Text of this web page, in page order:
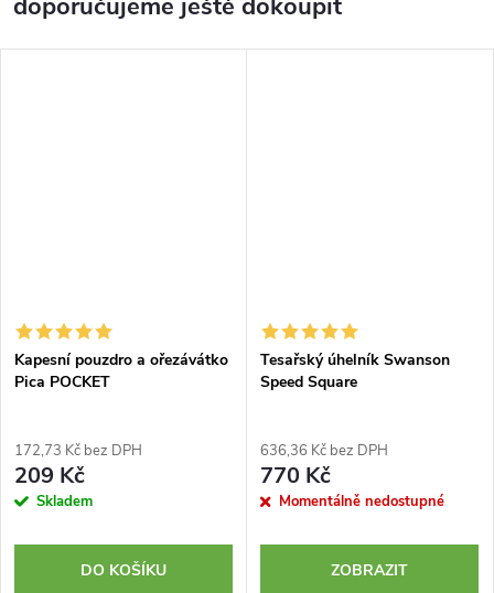
Kapesní pouzdro a ořezávátko
Pica POCKET
172,73 Kč bez DPH
209 Kč
Skladem
DO KOŠÍKU
Tesařský úhelník Swanson
Speed Square
636,36 Kč bez DPH
770 Kč
Momentálně nedostupné
ZOBRAZIT